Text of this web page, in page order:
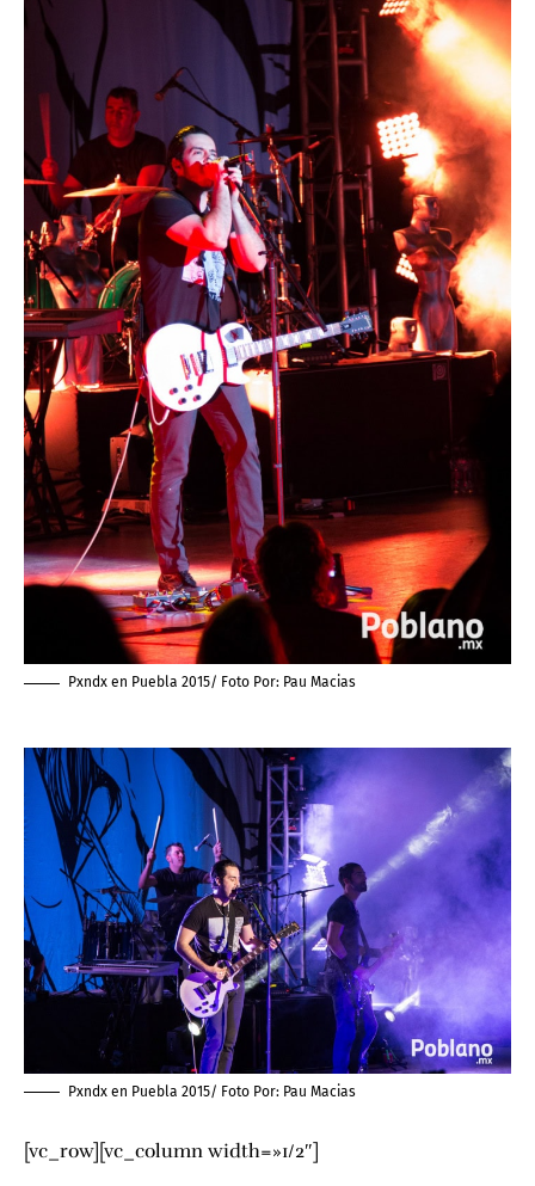
Pxndx en Puebla 2015/ Foto Por: Pau Macias
Pxndx en Puebla 2015/ Foto Por: Pau Macias
[vc_row][vc_column width=»1/2″]